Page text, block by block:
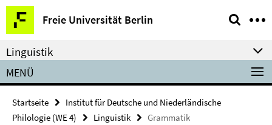
Springe
direkt
zu
Inhalt
Freie Universität Berlin
Service-
Navigation
Linguistik
MENÜ
Startseite
Institut für Deutsche und Niederländische
Philologie (WE 4)
Linguistik Grammatik